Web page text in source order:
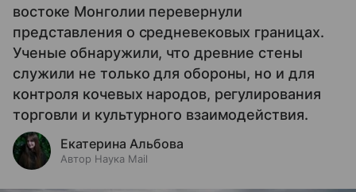
востоке Монголии перевернули
представления о средневековых границах.
Ученые обнаружили, что древние стены
служили не только для обороны, но и для
контроля кочевых народов, регулирования
торговли и культурного взаимодействия.
Екатерина Альбова
Автор Наука Mail